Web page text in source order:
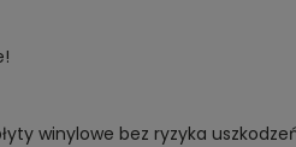
winylowe bez ryzyka